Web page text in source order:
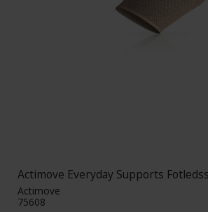
Actimove Everyday Supports
Actimove
75608